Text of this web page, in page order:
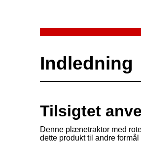
Indledning
Tilsigtet
Denne plænetraktor med
dette produkt til andre